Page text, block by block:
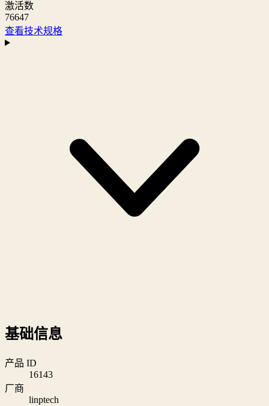
激活数
76647
查看技术规格
基础信息
产品 ID
16143
厂商
linptech